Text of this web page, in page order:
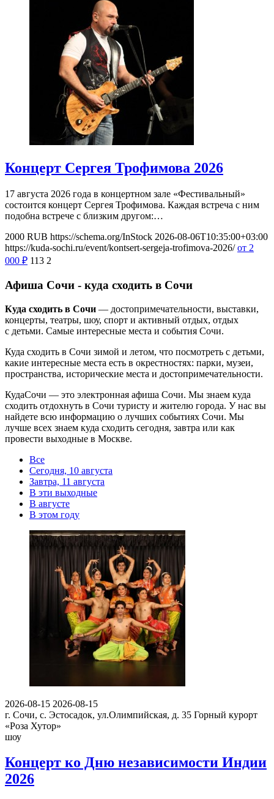
Концерт Сергея Трофимова 2026
17 августа 2026 года в концертном зале «Фестивальный»
состоится концерт Сергея Трофимова. Каждая встреча с ним
подобна встрече с близким другом:…
2000 RUB https://schema.org/InStock 2026-08-06T10:35:00+03:00
https://kuda-sochi.ru/event/kontsert-sergeja-trofimova-2026/ от 2
000 ₽ 113 2
Афиша Сочи - куда сходить в Сочи
Куда сходить в Сочи — достопримечательности, выставки,
концерты, театры, шоу, спорт и активный отдых, отдых
с детьми. Самые интересные места и события Сочи.
Куда сходить в Сочи зимой и летом, что посмотреть с детьми,
какие интересные места есть в окрестностях: парки, музеи,
пространства, исторические места и достопримечательности.
КудаСочи — это электронная афиша Сочи. Мы знаем куда
сходить отдохнуть в Сочи туристу и жителю города. У нас вы
найдете всю информацию о лучших событиях Сочи. Мы
лучше всех знаем куда сходить сегодня, завтра или как
провести выходные в Москве.
Все
Сегодня, 10 августа
Завтра, 11 августа
В эти выходные
В августе
В этом году
2026-08-15 2026-08-15
г. Сочи, с. Эстосадок, ул.Олимпийская, д. 35 Горный курорт
«Роза Хутор»
шоу
Концерт ко Дню независимости Индии
2026